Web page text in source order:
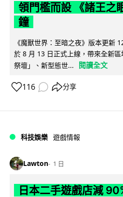
領門檻而設 《諸王之
鐘
《魔獸世界：至暗之夜》版本更新
於 8 月 13 日正式上線，帶來全新
祭壇」、新型態世...
閱讀全文
116 分享
科技娛樂 遊戲情報
Lawton 1 日
日本二手遊戲店減